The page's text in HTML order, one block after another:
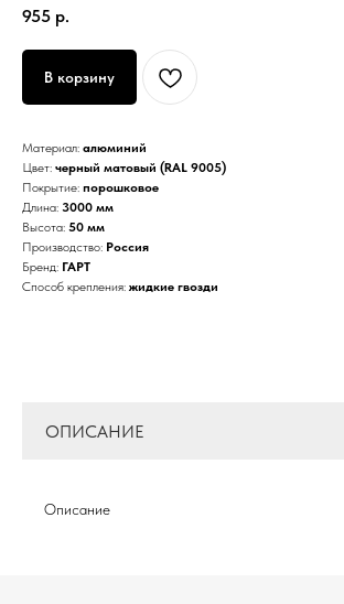
955 р.
В корзину
Материал: алюминий
Цвет: черный матовый (RAL 9005)
Покрытие: порошковое
Длина: 3000 мм
Высота: 50 мм
Производство: Россия
Бренд: ГАРТ
Способ крепления: жидкие гвозди
Описание